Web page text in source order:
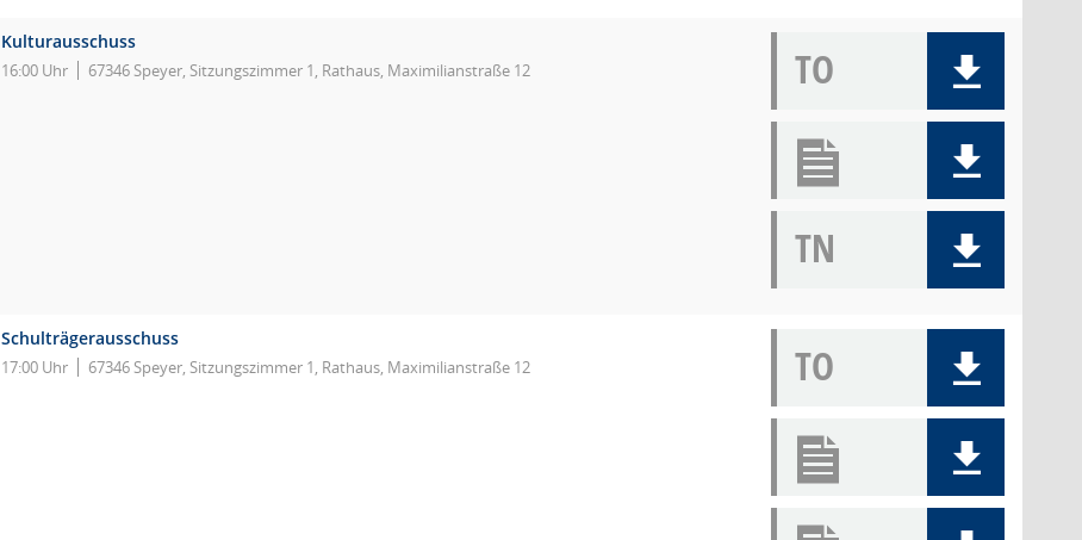
Kulturausschuss
16:00 Uhr 67346 Speyer, Sitzungszimmer 1, Rathaus, Maximilianstraße 12 TO
TN
Schulträgerausschuss
17:00 Uhr 67346 Speyer, Sitzungszimmer 1, Rathaus, Maximilianstraße 12 TO